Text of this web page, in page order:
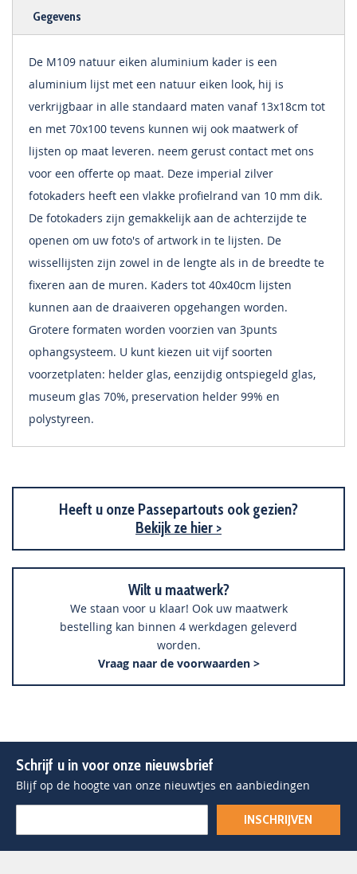
Gegevens
De M109 natuur eiken aluminium kader is een
aluminium lijst met een natuur eiken look, hij is
verkrijgbaar in alle standaard maten vanaf 13x18cm tot
en met 70x100 tevens kunnen wij ook maatwerk of
lijsten op maat leveren. neem gerust contact met ons
voor een offerte op maat. Deze imperial zilver
fotokaders heeft een vlakke profielrand van 10 mm dik.
De fotokaders zijn gemakkelijk aan de achterzijde te
openen om uw foto's of artwork in te lijsten. De
wissellijsten zijn zowel in de lengte als in de breedte te
fixeren aan de muren. Kaders tot 40x40cm lijsten
kunnen aan de draaiveren opgehangen worden.
Grotere formaten worden voorzien van 3punts
ophangsysteem. U kunt kiezen uit vijf soorten
voorzetplaten: helder glas, eenzijdig ontspiegeld glas,
museum glas 70%, preservation helder 99% en
polystyreen.
Heeft u onze Passepartouts ook gezien?
Bekijk ze hier >
Wilt u maatwerk?
We staan voor u klaar! Ook uw maatwerk
bestelling kan binnen 4 werkdagen geleverd
worden.
Vraag naar de voorwaarden >
Schrijf u in voor onze nieuwsbrief
Blijf op de hoogte van onze nieuwtjes en aanbiedingen
INSCHRIJVEN